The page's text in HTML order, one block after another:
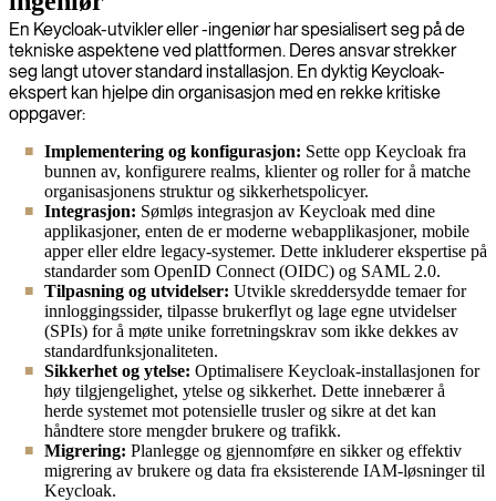
En Keycloak-utvikler eller -ingeniør har spesialisert seg på de
tekniske aspektene ved plattformen. Deres ansvar strekker
seg langt utover standard installasjon. En dyktig Keycloak-
ekspert kan hjelpe din organisasjon med en rekke kritiske
oppgaver:
Implementering og konfigurasjon: Sette opp Keycloak fra
bunnen av, konfigurere realms, klienter og roller for å matche
organisasjonens struktur og sikkerhetspolicyer.
Integrasjon: Sømløs integrasjon av Keycloak med dine
applikasjoner, enten de er moderne webapplikasjoner, mobile
apper eller eldre legacy-systemer. Dette inkluderer ekspertise på
standarder som OpenID Connect (OIDC) og SAML 2.0.
Tilpasning og utvidelser: Utvikle skreddersydde temaer for
innloggingssider, tilpasse brukerflyt og lage egne utvidelser
(SPIs) for å møte unike forretningskrav som ikke dekkes av
standardfunksjonaliteten.
Sikkerhet og ytelse: Optimalisere Keycloak-installasjonen for
høy tilgjengelighet, ytelse og sikkerhet. Dette innebærer å
herde systemet mot potensielle trusler og sikre at det kan
håndtere store mengder brukere og trafikk.
Migrering: Planlegge og gjennomføre en sikker og effektiv
migrering av brukere og data fra eksisterende IAM-løsninger til
Keycloak.